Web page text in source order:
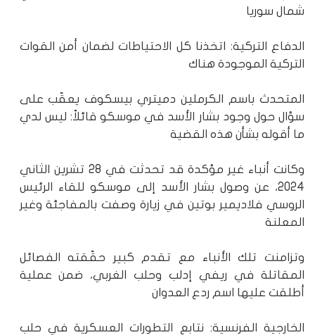
شمال سوريا
الدفاع التركية: اتخذنا كل الاحتياطات لضمان أمن القوات
التركية الموجودة هناك
المتحدث باسم الكرملين دميتري بيسكوف يعقّب على
سؤال حول وجود بشار الأسد في موسكو قائلاً: ليس لدي
ما أقوله بشأن هذه القضية
وكانت أنباء غير مؤكدة قد تحدثت في 28 تشرين الثاني
2024، عن وصول بشار الأسد إلى موسكو للقاء الرئيس
الروسي فلاديمير بوتين في زيارة وصفت بالمفاجئة وغير
المعلنة
وتزامنت تلك الأنباء مع تقدم كبير حقّقته الفصائل
المقاتلة في ريفي إدلب وحلب الغربي، ضمن عملية
أطلقت عليها اسم ردع العدوان
الخارجية الفرنسية: نتابع التطورات العسكرية في حلب